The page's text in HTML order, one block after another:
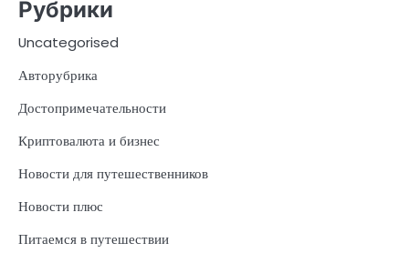
Рубрики
Uncategorised
Авторубрика
Достопримечательности
Криптовалюта и бизнес
Новости для путешественников
Новости плюс
Питаемся в путешествии